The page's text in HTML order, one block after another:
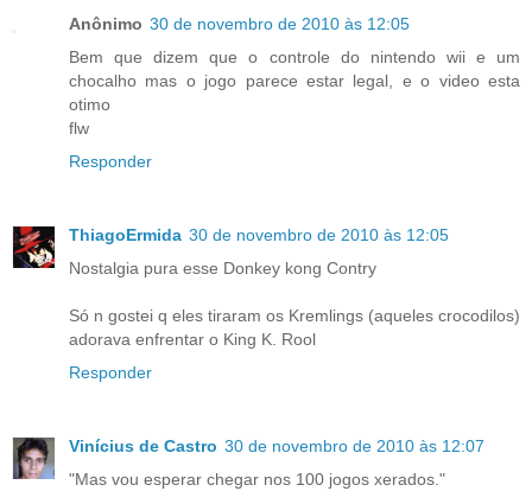
Anônimo 30 de novembro de 2010 às 12:05
Bem que dizem que o controle do nintendo wii e um
chocalho mas o jogo parece estar legal, e o video esta
otimo
flw
Responder
ThiagoErmida 30 de novembro de 2010 às 12:05
Nostalgia pura esse Donkey kong Contry
Só n gostei q eles tiraram os Kremlings (aqueles crocodilos)
adorava enfrentar o King K. Rool
Responder
Vinícius de Castro 30 de novembro de 2010 às 12:07
"Mas vou esperar chegar nos 100 jogos xerados."